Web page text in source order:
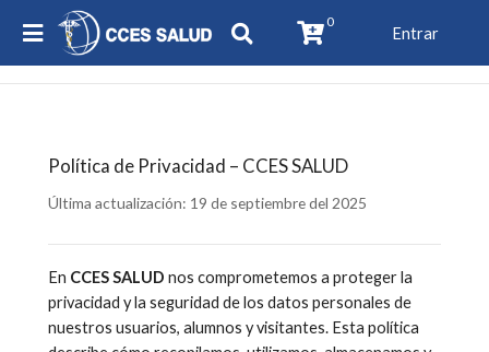
0
Entrar
Política de Privacidad – CCES SALUD
Última actualización: 19 de septiembre del 2025
En CCES SALUD nos comprometemos a proteger la
privacidad y la seguridad de los datos personales de
nuestros usuarios, alumnos y visitantes. Esta política